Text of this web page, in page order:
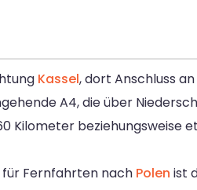
Kassel, dort Anschluss
A4, die über
Kilometer beziehungsweise
für Fernfahrten nach Polen ist